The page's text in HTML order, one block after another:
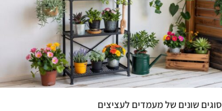
שונים של מעמדים לעציצים